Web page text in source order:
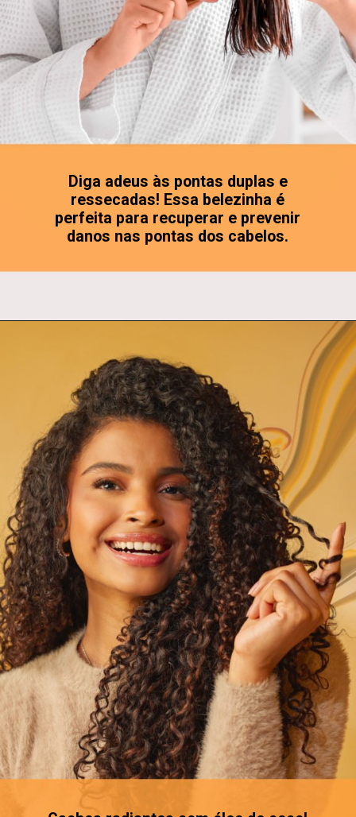
Diga adeus às pontas duplas e
ressecadas! Essa belezinha é
perfeita para recuperar e prevenir
danos nas pontas dos cabelos.